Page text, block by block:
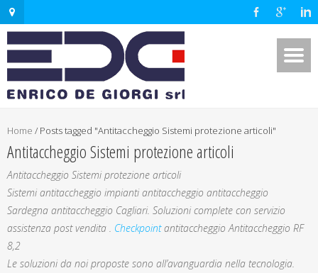
Home / Posts tagged "Antitaccheggio Sistemi protezione articoli"
Antitaccheggio Sistemi protezione articoli
Antitaccheggio Sistemi protezione articoli
Sistemi antitaccheggio impianti antitaccheggio antitaccheggio
Sardegna antitaccheggio Cagliari. Soluzioni complete con servizio
assistenza post vendita . Checkpointantitaccheggio Antitaccheggio RF
8,2
Le soluzioni da noi proposte sono all’avanguardia nella tecnologia.